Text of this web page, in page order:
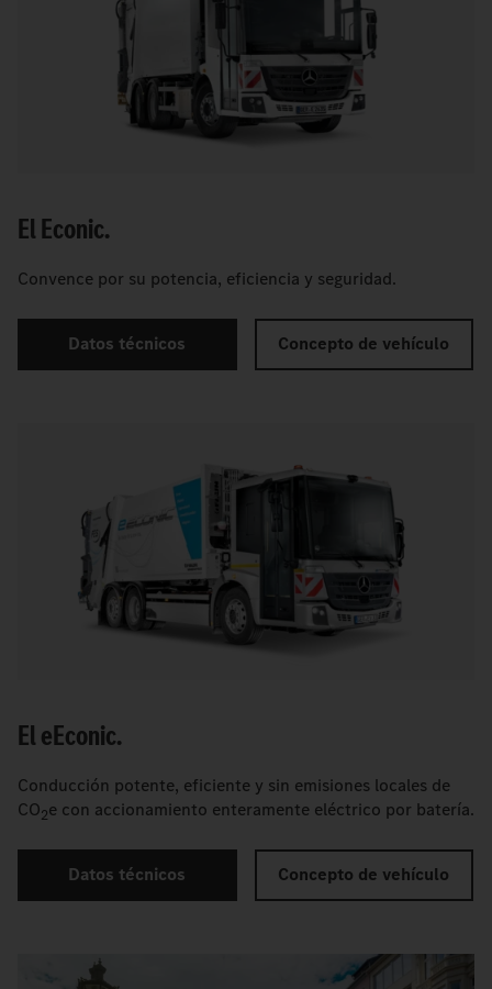
El Econic.
Convence por su potencia, eficiencia y seguridad.
Datos técnicos Concepto de vehículo
EleEconic.
Conducción potente, eficiente y sin emisiones locales de
CO2e con accionamiento enteramente eléctrico por batería.
Datos técnicos Concepto de vehículo